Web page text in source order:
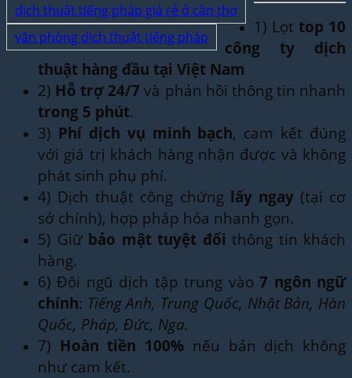
dịch thuật tiếng pháp giá rẻ ở cần thơ
văn phòng dịch thuật tiếng pháp
1) Lọt top 10
công ty dịch
thuật hàng đầu tại Việt Nam
2) Hỗ trợ 24/7 và phản hồi thông tin nhanh
trong 5 phút.
3) Phí dịch vụ minh bạch, cam kết đúng
với giá trị khách hàng nhận được và không
phát sinh phụ phí.
4) Dịch thuật công chứng lấy ngay(tại cơ
sở chính), hợp pháp hóa nhanh gọn.
5) Giữ bảo mật tuyệt đối thông tin khách
hàng.
6) Đội ngũ dịch tập trung vào7 ngôn ngữ
chính: Tiếng Anh, Trung Quốc, Nhật Bản, Hàn
Quốc, Pháp, Đức, Nga.
7) Hoàn tiền 100% nếu bản dịch không
như cam kết.